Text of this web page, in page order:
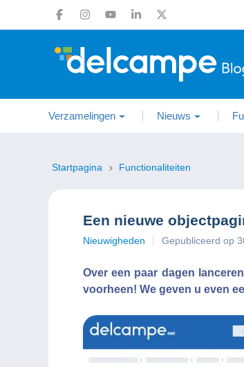
Verzamelingen Nieuws
Startpagina Functionaliteiten
Een nieuwe
Nieuwigheden Gepubliceerd op
Over een paar dagen
voorheen! We geven u even